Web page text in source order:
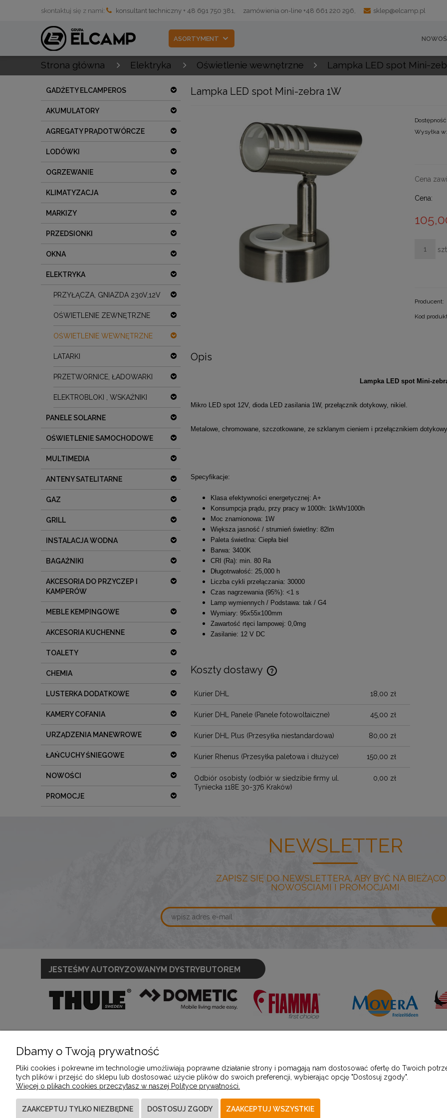
skontaktuj się z nami: konsultant techniczny + 48 691 750 381, zamówienia on-line +48 661 220 296, sklep@elcamp.pl
ASORTYMENT
Strona główna Elektryka Oświetlenie wewnętrzne Lampka LED spot Mini-
GADŻETY ELCAMPEROS
AKUMULATORY
AGREGATY PRĄDOTWÓRCZE
LODÓWKI
OGRZEWANIE
KLIMATYZACJA
MARKIZY
PRZEDSIONKI
OKNA
ELEKTRYKA
PRZYŁĄCZA, GNIAZDA 230V,12V
OŚWIETLENIE ZEWNĘTRZNE
OŚWIETLENIE WEWNĘTRZNE
LATARKI
PRZETWORNICE, ŁADOWARKI
ELEKTROBLOKI , WSKAŹNIKI
PANELE SOLARNE
OŚWIETLENIE SAMOCHODOWE
MULTIMEDIA
ANTENY SATELITARNE
GAZ
GRILL
INSTALACJA WODNA
BAGAŻNIKI
AKCESORIA DO PRZYCZEP I
KAMPERÓW
MEBLE KEMPINGOWE
AKCESORIA KUCHENNE
TOALETY
CHEMIA
LUSTERKA DODATKOWE
KAMERY COFANIA
URZĄDZENIA MANEWROWE
ŁAŃCUCHY ŚNIEGOWE
NOWOŚCI
PROMOCJE
Lampka LED spot Mini-zebra 1W
Wysyłka
Cena
Cena:
Producent:
Kod
Opis
Lampka LED spot Mini-
Mikro LED spot 12V, dioda LED zasilania 1W, przełącznik dotykowy, nikiel.
Metalowe, chromowane, szczotkowane, ze szklanym cieniem i przełącznikiem
Specyfikacje:
Klasa efektywności energetycznej: A+
Konsumpcja prądu, przy pracy w 1000h: 1kWh/1000h
Moc znamionowa: 1W
Większa jasność / strumień świetlny: 82lm
Paleta świetlna: Ciepła biel
Barwa: 3400K
CRI (Ra): min. 80 Ra
Długotrwałość: 25,000 h
Liczba cykli przełączania: 30000
Czas nagrzewania (95%): <1 s
Lamp wymiennych / Podstawa: tak / G4
Wymiary: 95x55x100mm
Zawartość rtęci lampowej: 0,0mg
Zasilanie: 12 V DC
Koszty dostawy
Cena nie zawiera ewentualnych kosztów
Kurier DHL 18,00 zł
Kurier DHL Panele (Panele fotowoltaiczne) 45,00 zł
Kurier DHL Plus (Przesyłka niestandardowa) 80,00 zł
Kurier Rhenus (Przesyłka paletowa i dłużyce) 150,00 zł
Odbiór osobisty (odbiór w siedzibie firmy ul.
Tyniecka 118E 30-376 Kraków)
0,00 zł
NEWSLETTER
ZAPISZ SIĘ DO NEWSLETTERA, ABY BYĆ NA
NOWOŚCIAMI I PROMOCJAMI
JESTEŚMY AUTORYZOWANYM DYSTRYBUTOREM
Zwroty i reklamacje
Regulamin
Twoje zamówienia
Ustawienia konta
Przechowalnia
Czas i koszty dostawy
Dbamy o Twoją prywatność
Pliki cookies i pokrewne im technologie umożliwiają poprawne działanie strony i pomagają nam dostosować ofertę do Twoich
tych plików i przejść do sklepu lub dostosować użycie plików do swoich preferencji, wybierając opcję "Dostosuj zgody".
Więcej o plikach cookies przeczytasz w naszej Polityce prywatności.
ZAAKCEPTUJ TYLKO NIEZBĘDNE DOSTOSUJ ZGODY ZAAKCEPTUJ WSZYSTKIE